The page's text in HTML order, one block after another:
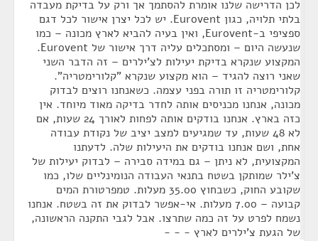
לכן הדרישה שלנו אומרת להסתמך אך ורק על בדיקת מעבדה
בלתי תלויה, כגון Eurovent. יש לכל יצרן אישור לכל דגם
ספציפי ב-Eurovent, ואין בעיה להביא לארץ מכונה – כמו
שנעשה היום – ומסתכלים עליה דרך אישור של Eurovent.
המקצוע שנקרא בדיקת יעילות לצ'ילרים – זה הדבר השני
שאני רוצה להגיד – הוא מקצוע שנקרא "קלורימטריה".
קלורימטריה זו תורה בפני עצמה. כשאנחנו רוצים לבדוק
מכונה, אנחנו מכניסים אותה לחדר בדיקה מאוד מיוחד. אין
כזה בארץ. אנחנו בודקים אותה לפחות לאורך 24 שעות, אם
לא 48 שעות, עד שמגיעים למצב יציב של נקודת עבודה
אחת, ושם אנחנו בודקים את היעילות שלה. לדעתנו
המקצועית, לא ניתן – גם במידה סבירה – לבדוק יעילות של
צ'ילר שמותקן בשטח בתנאי העבודה הנומינליים שלו, כמו
שקובע החוק, כשבחוץ 35.00 מעלות. טמפרטורת המים
קבועה – 7.00 מעלות. אי-אפשר לבדוק את זה בשטח. אנחנו
נשמח לפרט על זה כמה שתרצו. אבל לגבי התקנה הראשונה,
של הגעת צ'ילרים לארץ - - -